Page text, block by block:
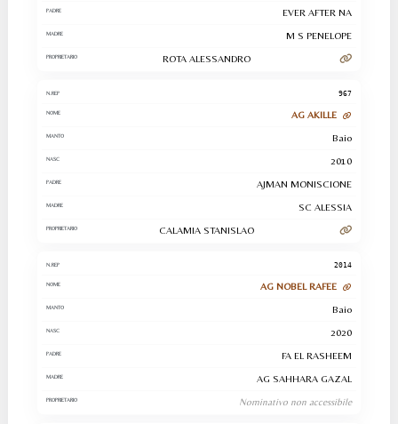
EVER AFTER NA
M S PENELOPE
ROTA ALESSANDRO
967
AG AKILLE
Baio
2010
AJMAN MONISCIONE
SC ALESSIA
CALAMIA STANISLAO
2014
AG NOBEL RAFEE
Baio
2020
FA EL RASHEEM
AG SAHHARA GAZAL
Nominativo non accessibile